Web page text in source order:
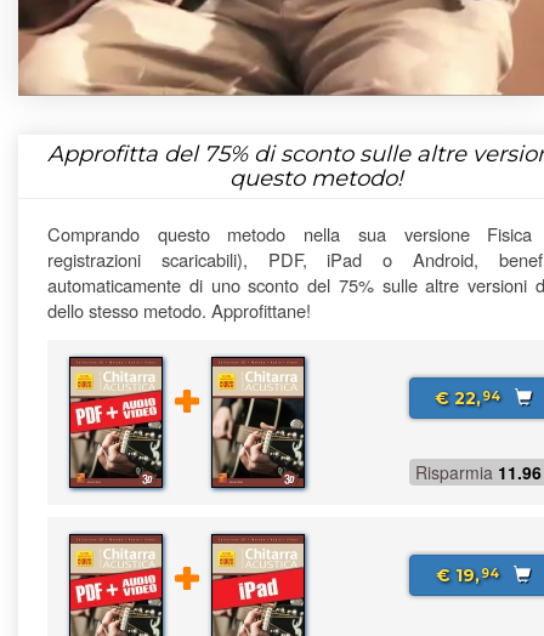
Approfitta del 75%di sconto sulle altre
questo metodo!
Comprando questo metodo nella sua versione Fisica
registrazioni scaricabili), PDF, iPad o Android,
automaticamente di uno sconto del 75% sulle altre versioni
dello stesso metodo. Approfittane!
€ 22,94
Risparmia 11.96
€ 19,94